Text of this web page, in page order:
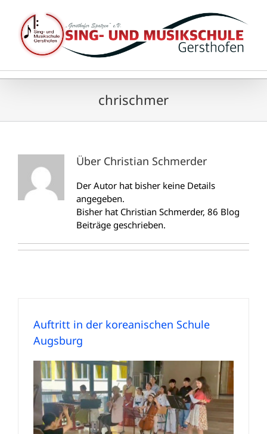
springen
chrischmer
Über Christian Schmerder
Der Autor hat bisher keine Details
angegeben.
Bisher hat Christian Schmerder, 86 Blog
Beiträge geschrieben.
Auftritt in der koreanischen Schule
Augsburg